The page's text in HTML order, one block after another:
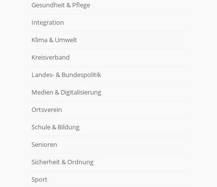
Gesundheit & Pflege
Integration
Klima & Umwelt
Kreisverband
Landes- & Bundespolitik
Medien & Digitalisierung
Ortsverein
Schule & Bildung
Senioren
Sicherheit & Ordnung
Sport